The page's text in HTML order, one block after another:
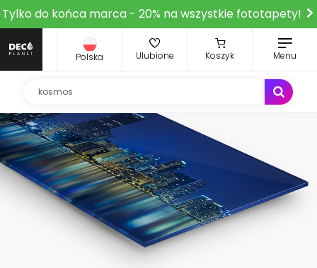
Tylko do końca marca - 20% na wszystkie fototapety!
Polska Ulubione Koszyk Menu